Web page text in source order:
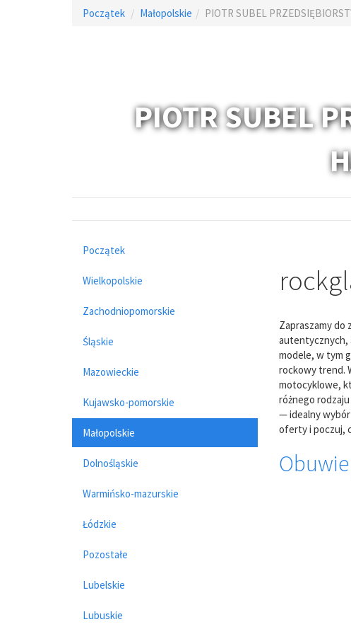
Początek Małopolskie PIOTR SUBEL
PIOTR SUBEL
Początek
Wielkopolskie
Zachodniopomorskie
Śląskie
Mazowieckie
Kujawsko-pomorskie
Małopolskie
Dolnośląskie
Warmińsko-mazurskie
Łódzkie
Pozostałe
Lubelskie
Lubuskie
Zapraszamy do
autentycznych,
modele, w tym
rockowy trend.
motocyklowe,
różnego
— idealny
oferty i poczuj,